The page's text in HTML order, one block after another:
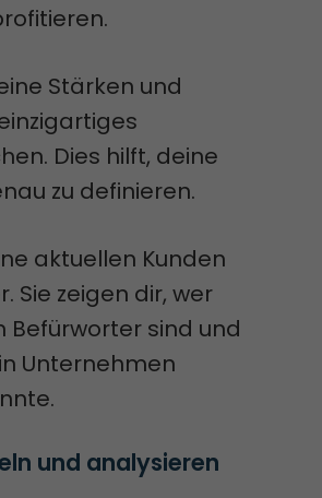
Stärken und
Dies hilft, deine
zu definieren.
aktuellen Kunden
Sie zeigen dir, wer
Befürworter sind und
Unternehmen
und analysieren